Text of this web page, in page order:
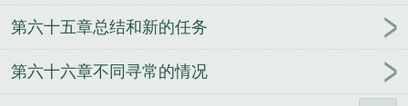
第六十五章总结和新的任务
第六十六章不同寻常的情况